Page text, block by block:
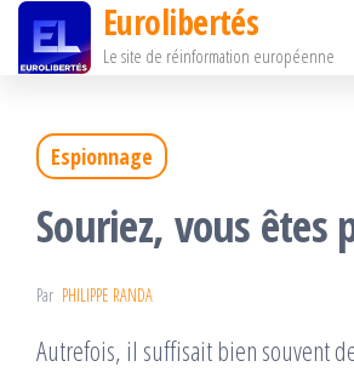
Passer
Eurolibertés
Le site de réinformation européenne
Espionnage
Souriez, vous êtes
Par PHILIPPE RANDA
Autrefois, il suffisait bien souvent